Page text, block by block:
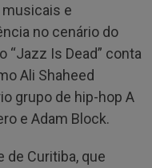
e
no cenário do
“Jazz Is Dead” conta
Ali Shaheed
grupo de hip-hop A
e Adam Block.
de Curitiba, que